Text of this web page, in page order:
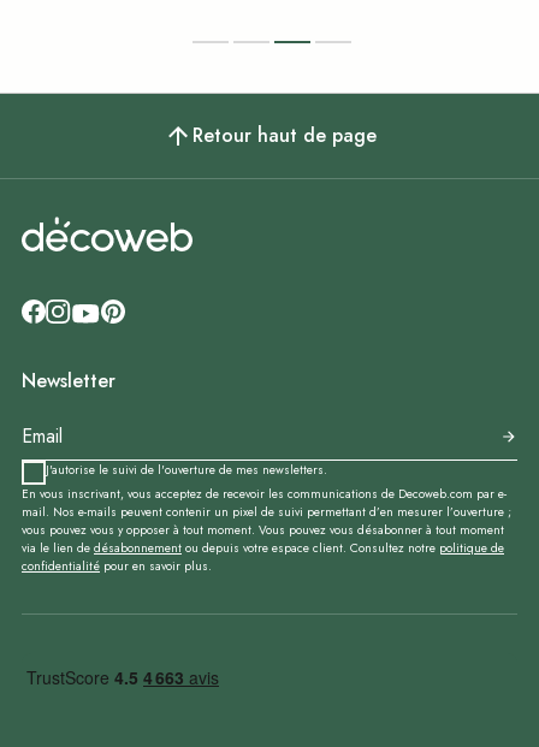
Retour haut de page
Newsletter
J'autorise le suivi de l'ouverture de mes newsletters.
En vous inscrivant, vous acceptez de recevoir les communications de Decoweb.com par e-
mail. Nos e-mails peuvent contenir un pixel de suivi permettant d’en mesurer l’ouverture ;
vous pouvez vous y opposer à tout moment. Vous pouvez vous désabonner à tout moment
via le lien de désabonnement ou depuis votre espace client. Consultez notre politique de
confidentialité pour en savoir plus.